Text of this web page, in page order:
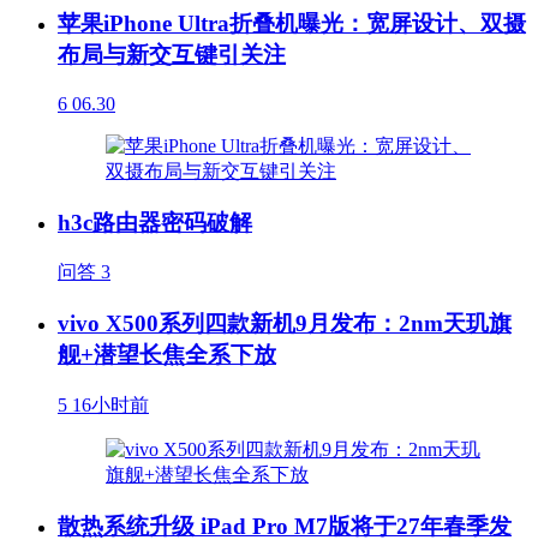
苹果iPhone Ultra折叠机曝光：宽屏设计、双摄
布局与新交互键引关注
6 06.30
h3c路由器密码破解
问答 3
vivo X500系列四款新机9月发布：2nm天玑旗
舰+潜望长焦全系下放
5 16小时前
散热系统升级 iPad Pro M7版将于27年春季发